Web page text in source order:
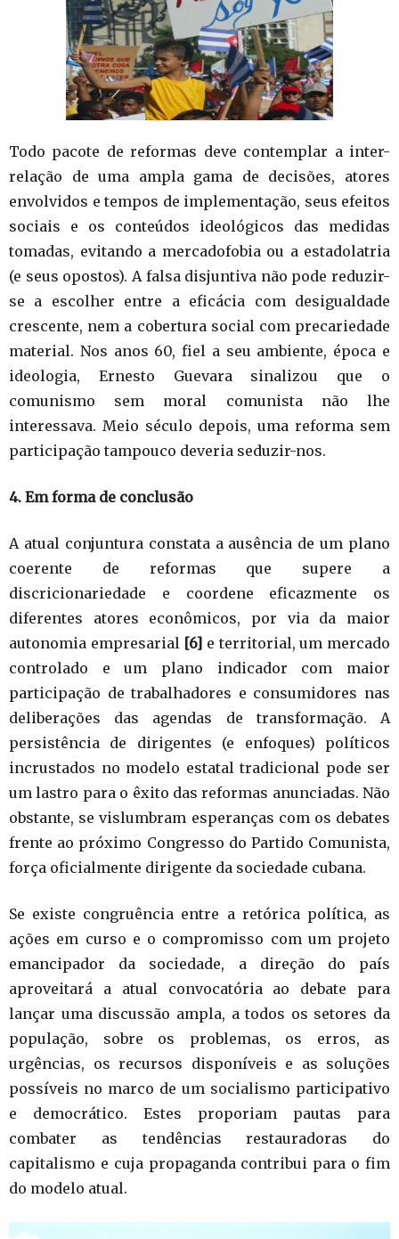
Todo pacote de reformas deve contemplar a inter-
relação de uma ampla gama de decisões, atores
envolvidos e tempos de implementação, seus efeitos
sociais e os conteúdos ideológicos das medidas
tomadas, evitando a mercadofobia ou a estadolatria
(e seus opostos). A falsa disjuntiva não pode reduzir-
se a escolher entre a eficácia com desigualdade
crescente, nem a cobertura social com precariedade
material. Nos anos 60, fiel a seu ambiente, época e
ideologia, Ernesto Guevara sinalizou que o
comunismo sem moral comunista não lhe
interessava. Meio século depois, uma reforma sem
participação tampouco deveria seduzir-nos.
4. Em forma de conclusão
A atual conjuntura constata a ausência de um plano
coerente de reformas que supere a
discricionariedade e coordene eficazmente os
diferentes atores econômicos, por via da maior
autonomia empresarial [6] e territorial, um mercado
controlado e um plano indicador com maior
participação de trabalhadores e consumidores nas
deliberações das agendas de transformação. A
persistência de dirigentes (e enfoques) políticos
incrustados no modelo estatal tradicional pode ser
um lastro para o êxito das reformas anunciadas. Não
obstante, se vislumbram esperanças com os debates
frente ao próximo Congresso do Partido Comunista,
força oficialmente dirigente da sociedade cubana.
Se existe congruência entre a retórica política, as
ações em curso e o compromisso com um projeto
emancipador da sociedade, a direção do país
aproveitará a atual convocatória ao debate para
lançar uma discussão ampla, a todos os setores da
população, sobre os problemas, os erros, as
urgências, os recursos disponíveis e as soluções
possíveis no marco de um socialismo participativo
e democrático. Estes proporiam pautas para
combater as tendências restauradoras do
capitalismo e cuja propaganda contribui para o fim
do modelo atual.